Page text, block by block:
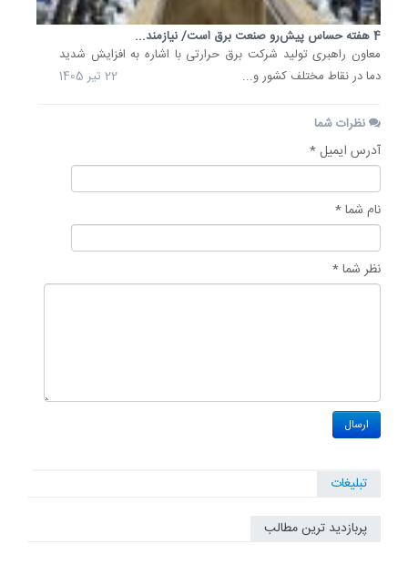
4 هفته حساس پیش‌رو صنعت برق است/ نیازمند...
معاون راهبری تولید شرکت برق حرارتی با اشاره به افزایش شدید
دما در نقاط مختلف کشور و...
22 تیر 1405
نظرات شما
آدرس ایمیل *
نام شما *
نظر شما *
تبلیغات
پربازدید ترین مطالب